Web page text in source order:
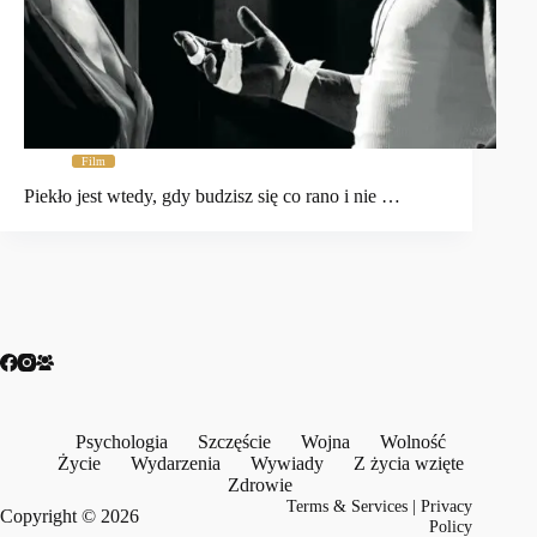
Film
Piekło jest wtedy, gdy budzisz się co rano i nie …
Psychologia Szczęście Wojna
Wolność
Życie
Wydarzenia Wywiady
Z życia wzięte
Zdrowie
Copyright © 2026
Terms & Services |Privacy
Policy